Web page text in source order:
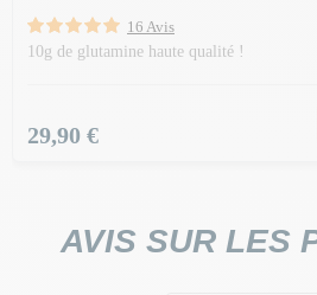
16 Avis
10g de glutamine haute qualité !
Prix
29,90 €
AVIS SUR LES